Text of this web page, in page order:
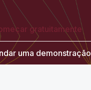
gratuitamente
uma demonstração